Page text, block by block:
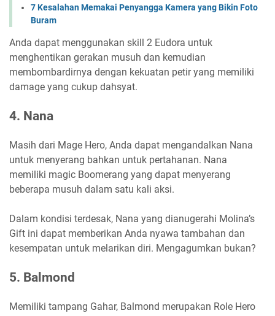
7 Kesalahan Memakai Penyangga Kamera yang Bikin Foto
Buram
Anda dapat menggunakan skill 2 Eudora untuk
menghentikan gerakan musuh dan kemudian
membombardirnya dengan kekuatan petir yang memiliki
damage yang cukup dahsyat.
4. Nana
Masih dari Mage Hero, Anda dapat mengandalkan Nana
untuk menyerang bahkan untuk pertahanan. Nana
memiliki magic Boomerang yang dapat menyerang
beberapa musuh dalam satu kali aksi.
Dalam kondisi terdesak, Nana yang dianugerahi Molina’s
Gift ini dapat memberikan Anda nyawa tambahan dan
kesempatan untuk melarikan diri. Mengagumkan bukan?
5. Balmond
Memiliki tampang Gahar, Balmond merupakan Role Hero